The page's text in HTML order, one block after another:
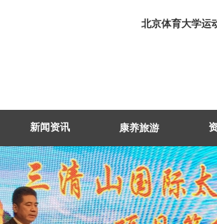
北京体育大学运动
新闻资讯 康养旅游